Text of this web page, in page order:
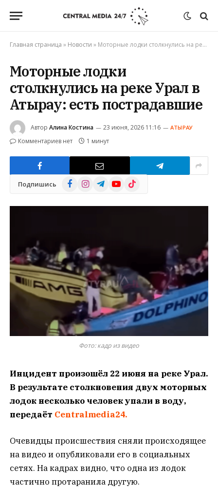
Главная страница » Новости » Моторные лодки столкнулись на реке Урал в Атырау: есть пострадавшие
Моторные лодки
столкнулись на реке Урал в
Атырау: есть пострадавшие
Автор Алина Костина 23 июня, 2026 11:16 АТЫРАУ
Комментариев нет 1 минут
Подпишись FacebookInstagramTelegramYouTube
TikTok
Фото: кадр из видео
Инцидент произошёл 22 июня на реке Урал.
В результате столкновения двух моторных
лодок несколько человек упали в воду,
передаёт Centralmedia24.
Очевидцы происшествия сняли происходящее
на видео и опубликовали его в социальных
сетях. На кадрах видно, что одна из лодок
частично протаранила другую.